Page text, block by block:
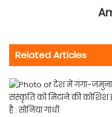
Related Articles